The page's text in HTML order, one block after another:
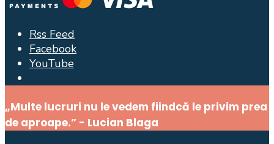
Rss Feed
Facebook
YouTube
Window
„Multe lucruri nu le vedem fiindcă le privim prea
de aproape.” - Lucian Blaga